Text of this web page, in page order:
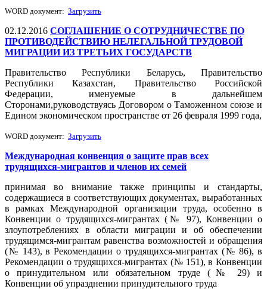
WORD документ: Загрузить
02.12.2016 СОГЛАШЕНИЕ О СОТРУДНИЧЕСТВЕ ПО
ПРОТИВОДЕЙСТВИЮ НЕЛЕГАЛЬНОЙ ТРУДОВОЙ
МИГРАЦИИ ИЗ ТРЕТЬИХ ГОСУДАРСТВ
Правительство Республики Беларусь, Правительство
Республики Казахстан, Правительство Российской
Федерации, именуемые в дальнейшем
Сторонами,руководствуясь Договором о Таможенном союзе и
Едином экономическом пространстве от 26 февраля 1999 года,
WORD документ: Загрузить
Международная конвенция о защите прав всех
трудящихся-мигрантов и членов их семей
принимая во внимание также принципы и стандарты,
содержащиеся в соответствующих документах, выработанных
в рамках Международной организации труда, особенно в
Конвенции о трудящихся-мигрантах (№ 97), Конвенции о
злоупотреблениях в области миграции и об обеспечении
трудящимся-мигрантам равенства возможностей и обращения
(№ 143), в Рекомендации о трудящихся-мигрантах (№ 86), в
Рекомендации о трудящихся-мигрантах (№ 151), в Конвенции
о принудительном или обязательном труде (№ 29) и
Конвенции об упразднении принудительного труда